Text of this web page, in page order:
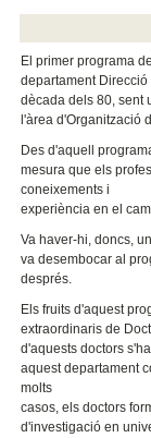
El primer programa
departament
dècada dels 80, sent
l'àrea d'Organització
Des d'aquell
mesura que els
coneixements i
experiència en el
Va haver-hi, doncs,
va desembocar al
després.
Els fruits d'aquest
extraordinaris de
d'aquests doctors
aquest departament
molts
casos, els doctors
d'investigació en